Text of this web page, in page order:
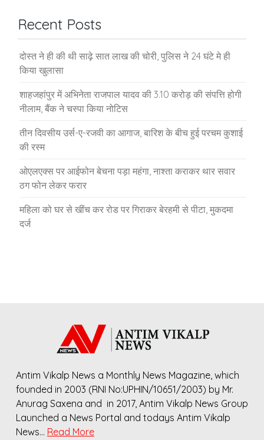
Recent Posts
दोस्त ने ही की थी साढ़े सात लाख की चोरी, पुलिस ने 24 घंटे मे ही
किया खुलासा
शाहजहांपुर में अभिनेता राजपाल यादव की 3.10 करोड़ की संपत्ति होगी
नीलाम, बैंक ने चस्पा किया नोटिस
तीन दिवसीय उर्स-ए-रजवी का आगाज, बारिश के बीच हुई परचम कुशाई
की रस्म
ओएलएक्स पर आईफोन बेचना पड़ा महंगा, नाश्ता कराकर थार सवार
ठग फोन लेकर फरार
महिला को घर से खींच कर रोड पर गिराकर बेरहमी से पीटा, मुकदमा
दर्ज
Antim Vikalp News a Monthly News Magazine, which
founded in 2003 (RNI No:UPHIN/10651/2003) by Mr.
Anurag Saxena and in 2017, Antim Vikalp News Group
Launched a News Portal and todays Antim Vikalp
News… Read More